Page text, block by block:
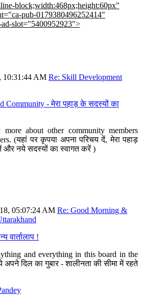
block;width:468px;height:60px"
pub-0179380496252414"
slot="5400952923">
10:31:44 AM Re: Skill Development
Community - मेरा पहाड़ के सदस्यों का
more about other community members
(यहां पर कृपया अपना परिचय दें, मेरा पहाड़
और नये सदस्यों का स्वागत करें )
05:07:24 AM Re: Good Morning &
वार्तालाप !
and everything in this board in the
दिल का गुबार - शालीनता की सीमा में रहते